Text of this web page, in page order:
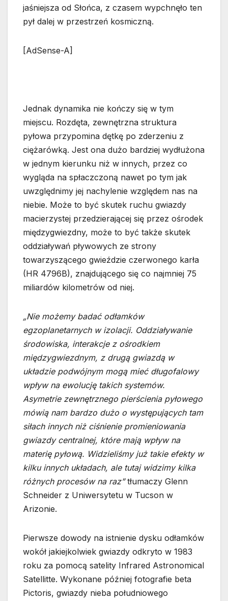
jaśniejsza od Słońca, z czasem wypchnęło ten
pył dalej w przestrzeń kosmiczną.
[AdSense-A]
Jednak dynamika nie kończy się w tym
miejscu. Rozdęta, zewnętrzna struktura
pyłowa przypomina dętkę po zderzeniu z
ciężarówką. Jest ona dużo bardziej wydłużona
w jednym kierunku niż w innych, przez co
wygląda na spłaczczoną nawet po tym jak
uwzględnimy jej nachylenie względem nas na
niebie. Może to być skutek ruchu gwiazdy
macierzystej przedzierającej się przez ośrodek
międzygwiezdny, może to być także skutek
oddziaływań pływowych ze strony
towarzyszącego gwieździe czerwonego karła
(HR 4796B), znajdującego się co najmniej 75
miliardów kilometrów od niej.
„Nie możemy badać odłamków
egzoplanetarnych w izolacji. Oddziaływanie
środowiska, interakcje z ośrodkiem
międzygwiezdnym, z drugą gwiazdą w
układzie podwójnym mogą mieć długofalowy
wpływ na ewolucję takich systemów.
Asymetrie zewnętrznego pierścienia pyłowego
mówią nam bardzo dużo o występujących tam
siłach innych niż ciśnienie promieniowania
gwiazdy centralnej, które mają wpływ na
materię pyłową. Widzieliśmy już takie efekty w
kilku innych układach, ale tutaj widzimy kilka
różnych procesów na raz”tłumaczy Glenn
Schneider z Uniwersytetu w Tucson w
Arizonie.
Pierwsze dowody na istnienie dysku odłamków
wokół jakiejkolwiek gwiazdy odkryto w 1983
roku za pomocą satelity Infrared Astronomical
Satellitte. Wykonane później fotografie beta
Pictoris, gwiazdy nieba południowego